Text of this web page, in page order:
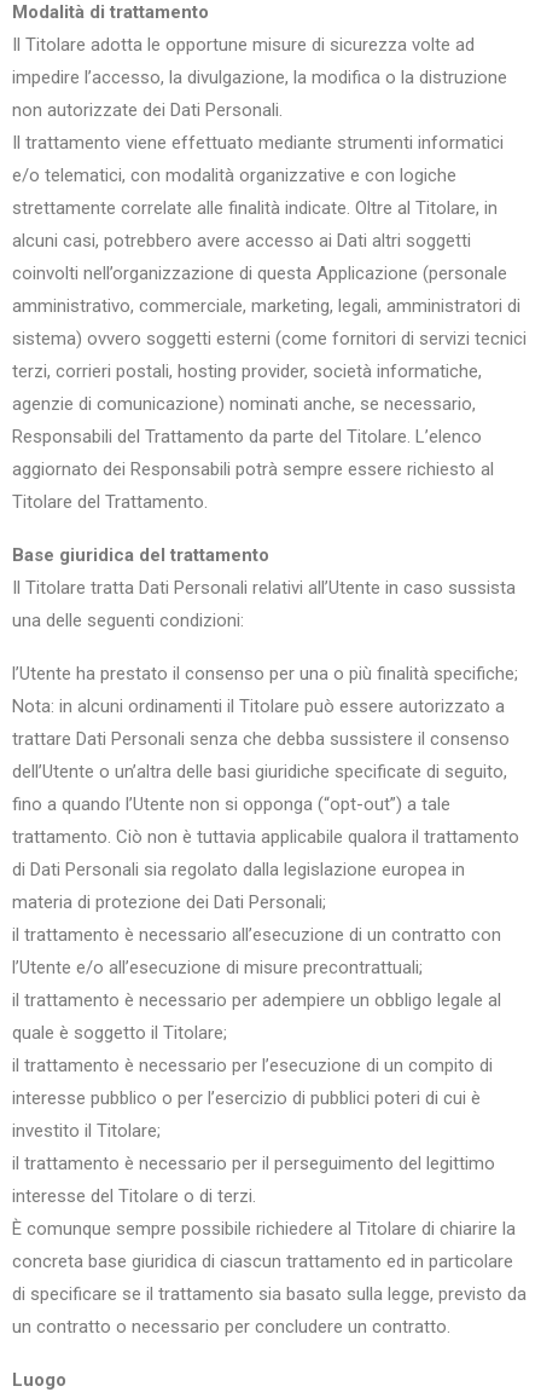
Modalità di trattamento
Il Titolare adotta le opportune misure di sicurezza volte ad
impedire l’accesso, la divulgazione, la modifica o la distruzione
non autorizzate dei Dati Personali.
Il trattamento viene effettuato mediante strumenti informatici
e/o telematici, con modalità organizzative e con logiche
strettamente correlate alle finalità indicate. Oltre al Titolare, in
alcuni casi, potrebbero avere accesso ai Dati altri soggetti
coinvolti nell’organizzazione di questa Applicazione (personale
amministrativo, commerciale, marketing, legali, amministratori di
sistema) ovvero soggetti esterni (come fornitori di servizi tecnici
terzi, corrieri postali, hosting provider, società informatiche,
agenzie di comunicazione) nominati anche, se necessario,
Responsabili del Trattamento da parte del Titolare. L’elenco
aggiornato dei Responsabili potrà sempre essere richiesto al
Titolare del Trattamento.
Base giuridica del trattamento
Il Titolare tratta Dati Personali relativi all’Utente in caso sussista
una delle seguenti condizioni:
l’Utente ha prestato il consenso per una o più finalità specifiche;
Nota: in alcuni ordinamenti il Titolare può essere autorizzato a
trattare Dati Personali senza che debba sussistere il consenso
dell’Utente o un’altra delle basi giuridiche specificate di seguito,
fino a quando l’Utente non si opponga (“opt-out”) a tale
trattamento. Ciò non è tuttavia applicabile qualora il trattamento
di Dati Personali sia regolato dalla legislazione europea in
materia di protezione dei Dati Personali;
il trattamento è necessario all’esecuzione di un contratto con
l’Utente e/o all’esecuzione di misure precontrattuali;
il trattamento è necessario per adempiere un obbligo legale al
quale è soggetto il Titolare;
il trattamento è necessario per l’esecuzione di un compito di
interesse pubblico o per l’esercizio di pubblici poteri di cui è
investito il Titolare;
il trattamento è necessario per il perseguimento del legittimo
interesse del Titolare o di terzi.
È comunque sempre possibile richiedere al Titolare di chiarire la
concreta base giuridica di ciascun trattamento ed in particolare
di specificare se il trattamento sia basato sulla legge, previsto da
un contratto o necessario per concludere un contratto.
Luogo